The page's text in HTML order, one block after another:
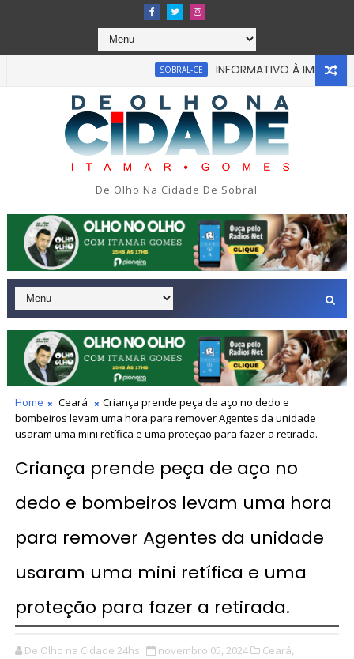
SOBRAL-CE INFORMATIVO À IMPRENSA
em tragédia na tarde da última segunda-feira 13/07/2026
De Olho Na Cidade De Sobral
Home Ceará
Criança prende peça de aço no dedo e
bombeiros levam uma hora para remover Agentes da unidade
usaram uma mini retífica e uma proteção para fazer a retirada.
Criança prende peça de aço no
dedo e bombeiros levam uma hora
para remover Agentes da unidade
usaram uma mini retífica e uma
proteção para fazer a retirada.
De Olho na Cidade 24hs novembro 05, 2024 Ceará,